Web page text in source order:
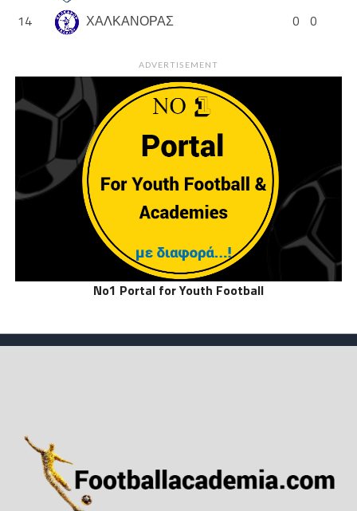
14
ΧΑΛΚΑΝΟΡΑΣ 0 0
ADVERTISEMENT
No1 Portal for Youth Football